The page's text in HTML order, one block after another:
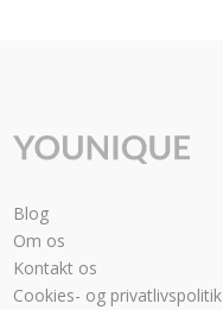
Blog
Om os
Kontakt os
Cookies- og privatlivspolitik